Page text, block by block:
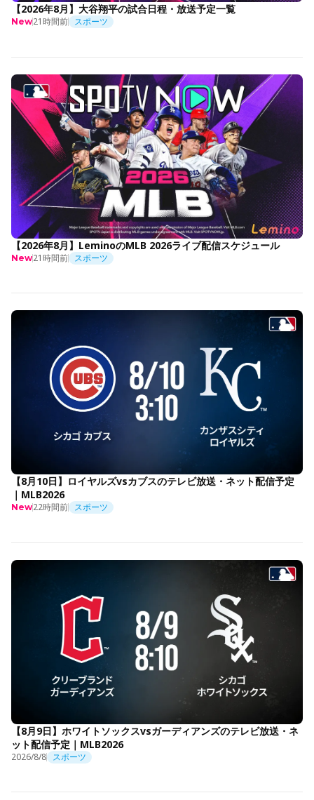
【2026年8月】大谷翔平の試合日程・放送予定一覧
New21時間前 スポーツ
【2026年8月】LeminoのMLB 2026ライブ配信スケジュール
New21時間前 スポーツ
【8月10日】ロイヤルズvsカブスのテレビ放送・ネット配信予定
｜MLB2026
New22時間前 スポーツ
【8月9日】ホワイトソックスvsガーディアンズのテレビ放送・ネ
ット配信予定｜MLB2026
2026/8/8 スポーツ